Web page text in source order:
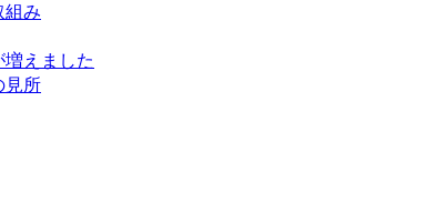
組み
えました
見所